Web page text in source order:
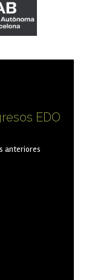
EDO
anteriores